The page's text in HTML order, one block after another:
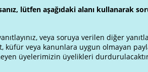
lütfen aşağıdaki alanı kullanarak
veya soruya verilen diğer
küfür veya kanunlara uygun olmayan
üyelerimizin üyelikleri